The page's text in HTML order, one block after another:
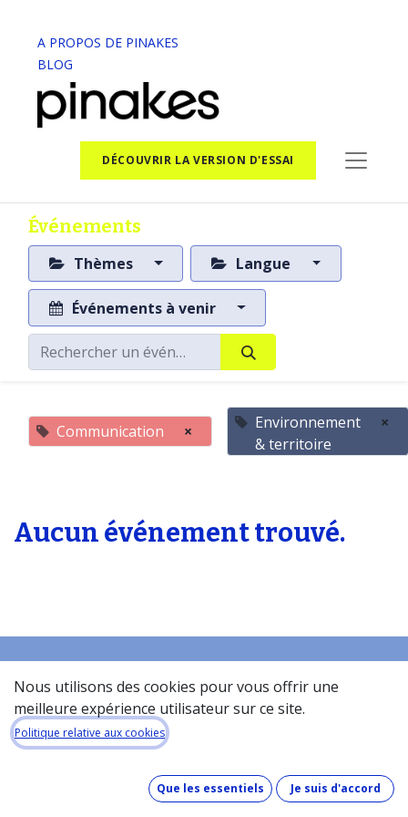
A PROPOS DE PINAKES
BLOG
DÉCOUVRIR LA VERSION D'ESSAI
Événements
Thèmes Langue
Événements à venir
Communication ×
Environnement
& territoire
×
Aucun événement trouvé.
Accueil
À propos de la base de donneés​
Quel est le coût de la base de données ?
Comment fonctionne la base de données ?
Que contient la base de données ?
Nous utilisons des cookies pour vous offrir une
meilleure expérience utilisateur sur ce site.
Politique relative aux cookies
Que les essentiels Je suis d'accord